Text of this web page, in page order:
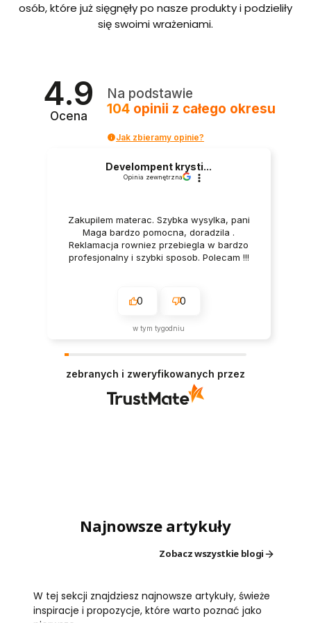
we ze
produ
kcja
osób, które już sięgnęły po nasze produkty i podzieliły
się swoimi wrażeniami.
4.9
Ocena
Na podstawie
104 opinii z całego okresu
Jak zbieramy opinie?
Develompent krysti...
Opinia zewnętrzna
Zakupilem materac. Szybka wysylka, pani
Maga bardzo pomocna, doradzila .
Reklamacja rowniez przebiegla w bardzo
profesjonalny i szybki sposob. Polecam !!!
0 0
w tym tygodniu
zebranych i zweryfikowanych przez
Najnowsze artykuły
Zobacz wszystkie blogi
W tej sekcji znajdziesz najnowsze artykuły, świeże
inspiracje i propozycje, które warto poznać jako